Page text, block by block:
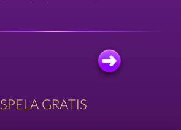
SPELA GRATIS